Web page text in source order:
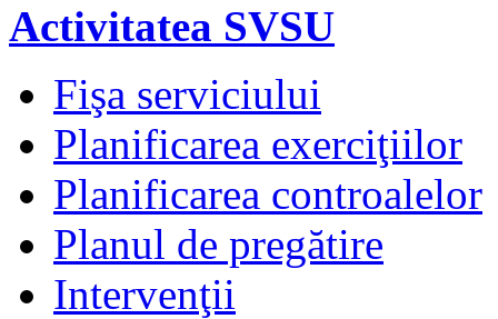
Activitatea SVSU
Fişa serviciului
Planificarea exerciţiilor
Planificarea controalelor
Planul de pregătire
Intervenţii